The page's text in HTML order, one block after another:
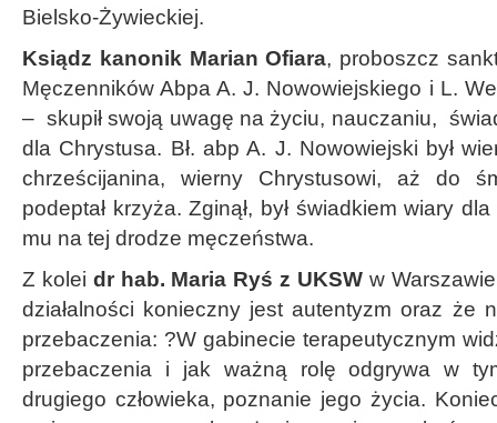
Bielsko-Żywieckiej.
Ksiądz kanonik Marian Ofiara, proboszcz
Męczenników Abpa A. J. Nowowiejskiego i L.
– skupił swoją uwagę na życiu, nauczaniu,
dla Chrystusa. Bł. abp A. J. Nowowiejski był
chrześcijanina, wierny Chrystusowi, aż do
podeptał krzyża. Zginął, był świadkiem wiary
mu na tej drodze męczeństwa.
Z kolei dr hab. Maria Ryś z UKSWw Warszawie
działalności konieczny jest autentyzm oraz że
przebaczenia: ?W gabinecie terapeutycznym
przebaczenia i jak ważną rolę odgrywa w
drugiego człowieka, poznanie jego życia.